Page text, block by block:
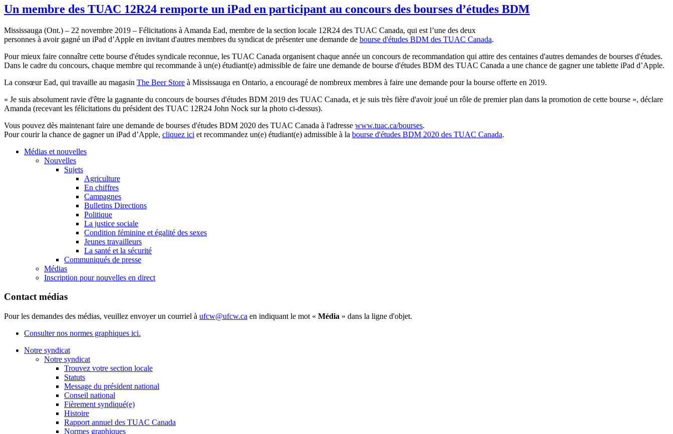
Un membre des TUAC 12R24 remporte un iPad en participant au concours des bourses d’études BDM
Mississauga (Ont.) – 22 novembre 2019 – Félicitations à Amanda Ead, membre de la section locale 12R24 des TUAC Canada, qui est l’une des deux
personnes à avoir gagné un iPad d’Apple en invitant d'autres membres du syndicat de présenter une demande de bourse d'études BDM des TUAC Canada.
Pour mieux faire connaître cette bourse d'études syndicale reconnue, les TUAC Canada organisent chaque année un concours de recommandation qui attire des centaines d'autres demandes de bourses d'études.
Dans le cadre du concours, chaque membre qui recommande à un(e) étudiant(e) admissible de faire une demande de bourse d'études BDM des TUAC Canada a une chance de gagner une tablette iPad d’Apple.
La consœur Ead, qui travaille au magasin The Beer Store à Mississauga en Ontario, a encouragé de nombreux membres à faire une demande pour la bourse offerte en 2019.
« Je suis absolument ravie d'être la gagnante du concours de bourses d'études BDM 2019 des TUAC Canada, et je suis très fière d'avoir joué un rôle de premier plan dans la promotion de cette bourse », déclare
Amanda (recevant les félicitations du président des TUAC 12R24 John Nock sur la photo ci-dessus).
Vous pouvez dès maintenant faire une demande de bourses d'études BDM 2020 des TUAC Canada à l'adresse www.tuac.ca/bourses.
Pour courir la chance de gagner un iPad d’Apple, cliquez ici et recommandez un(e) étudiant(e) admissible à la bourse d'études BDM 2020 des TUAC Canada.
Médias et nouvelles
Nouvelles
Sujets
Agriculture
En chiffres
Campagnes
Bulletins Directions
Politique
La justice sociale
Condition féminine et égalité des sexes
Jeunes travailleurs
La santé et la sécurité
Communiqués de presse
Médias
Inscription pour nouvelles en direct
Contact médias
Pour les demandes des médias, veuillez envoyer un courriel à ufcw@ufcw.ca en indiquant le mot « Média » dans la ligne d'objet.
Consulter nos normes graphiques ici.
Notre syndicat
Notre syndicat
Trouvez votre section locale
Statuts
Message du président national
Conseil national
Fièrement syndiqué(e)
Histoire
Rapport annuel des TUAC Canada
Normes graphiques